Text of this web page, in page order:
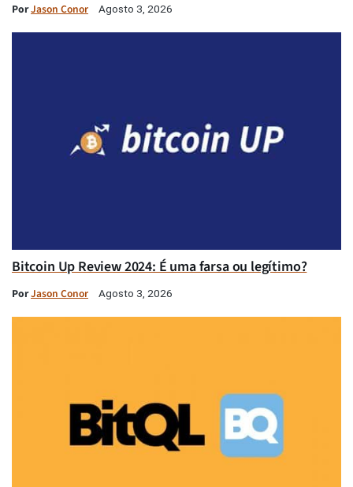
PorJason Conor Agosto 3, 2026
Bitcoin Up Review 2024: É uma farsa ou legítimo?
PorJason Conor Agosto 3, 2026